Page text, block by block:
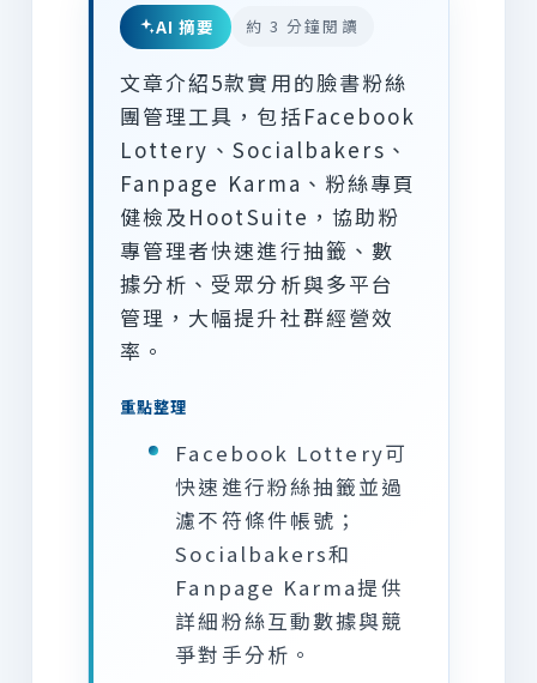
AI 摘要 約 3 分鐘閱讀
文章介紹5款實用的臉書粉絲
團管理工具，包括Facebook
Lottery、Socialbakers、
Fanpage Karma、粉絲專頁
健檢及HootSuite，協助粉
專管理者快速進行抽籤、數
據分析、受眾分析與多平台
管理，大幅提升社群經營效
率。
重點整理
Facebook Lottery可
快速進行粉絲抽籤並過
濾不符條件帳號；
Socialbakers和
Fanpage Karma提供
詳細粉絲互動數據與競
爭對手分析。